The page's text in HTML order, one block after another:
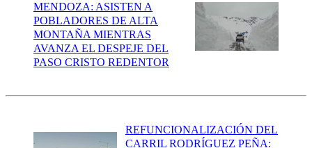
MENDOZA: ASISTEN A
POBLADORES DE ALTA
MONTAÑA MIENTRAS
AVANZA EL DESPEJE DEL
PASO CRISTO REDENTOR
REFUNCIONALIZACIÓN DEL
CARRIL RODRÍGUEZ PEÑA: